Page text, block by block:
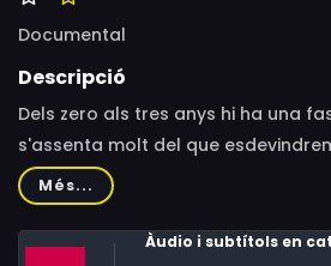
Documental
Descripció
Dels zero als tres anys hi ha una
s'assenta molt del que
societat cada vegada més
públiques més rendibles són les
aquests anys.
Més...
Àudio i subtítols en